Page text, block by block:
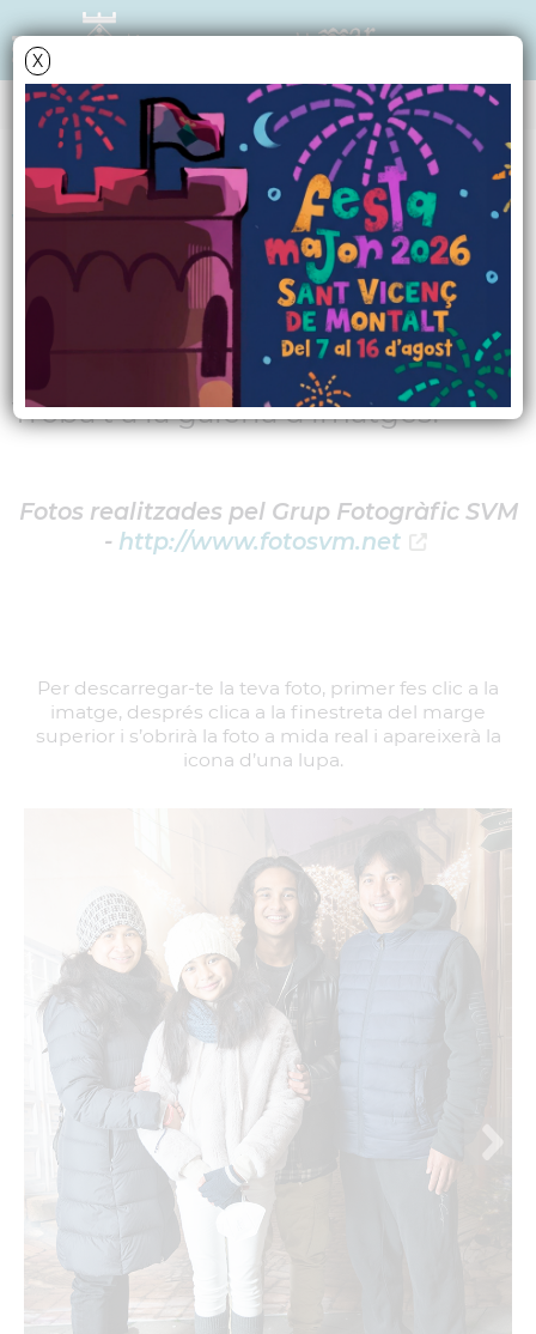
X
ÀLBUMS DE FOTOS
Vas passar pel
Fotocall de la 9a Fira
de Nadal?
Troba't a la galeria d'imatges!
Fotos realitzades pel Grup Fotogràfic SVM
- http://www.fotosvm.net
Per descarregar-te la teva foto, primer fes clic a la
imatge, després clica a la finestreta del marge
superior i s’obrirà la foto a mida real i apareixerà la
icona d’una lupa.